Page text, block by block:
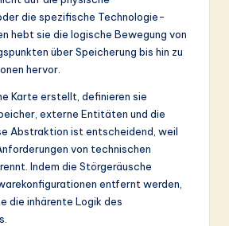
die spezifische Technologie-
hebt sie die logische Bewegung von
über Speicherung bis hin zu
hervor.
Karte erstellt, definieren sie
externe Entitäten und die
Abstraktion ist entscheidend, weil
von technischen
Indem die Störgeräusche
entfernt werden,
die inhärente Logik des